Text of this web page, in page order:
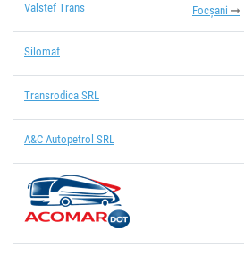
Valstef Trans Focșani
Silomaf
Transrodica SRL
A&C Autopetrol SRL